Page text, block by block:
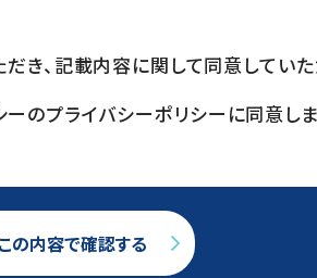
き、記載内容に関して同意していた
のプライバシーポリシーに同意しま
この内容で確認する